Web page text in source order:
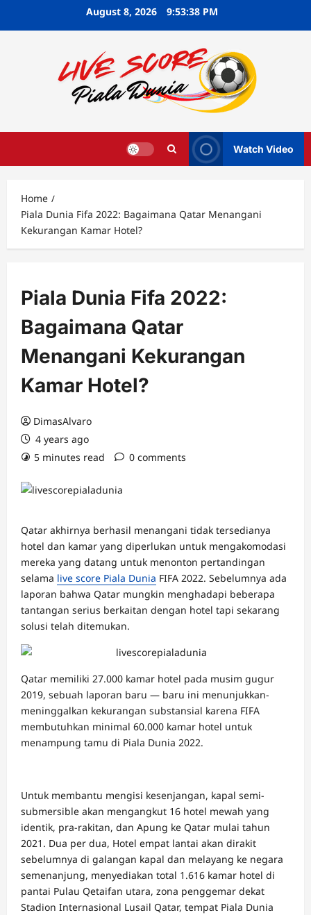
August 8, 2026 9:53:39 PM
Watch Video
Home
Piala Dunia Fifa 2022: Bagaimana Qatar Menangani
Kekurangan Kamar Hotel?
Piala Dunia Fifa 2022:
Bagaimana Qatar
Menangani Kekurangan
Kamar Hotel?
DimasAlvaro
4 years ago
5 minutes read
0 comments
Qatar akhirnya berhasil menangani tidak tersedianya
hotel dan kamar yang diperlukan untuk mengakomodasi
mereka yang datang untuk menonton pertandingan
selama live score Piala Dunia FIFA 2022. Sebelumnya ada
laporan bahwa Qatar mungkin menghadapi beberapa
tantangan serius berkaitan dengan hotel tapi sekarang
solusi telah ditemukan.
Qatar memiliki 27.000 kamar hotel pada musim gugur
2019, sebuah laporan baru — baru ini menunjukkan-
meninggalkan kekurangan substansial karena FIFA
membutuhkan minimal 60.000 kamar hotel untuk
menampung tamu di Piala Dunia 2022.
Untuk membantu mengisi kesenjangan, kapal semi-
submersible akan mengangkut 16 hotel mewah yang
identik, pra-rakitan, dan Apung ke Qatar mulai tahun
2021. Dua per dua, Hotel empat lantai akan dirakit
sebelumnya di galangan kapal dan melayang ke negara
semenanjung, menyediakan total 1.616 kamar hotel di
pantai Pulau Qetaifan utara, zona penggemar dekat
Stadion Internasional Lusail Qatar, tempat Piala Dunia